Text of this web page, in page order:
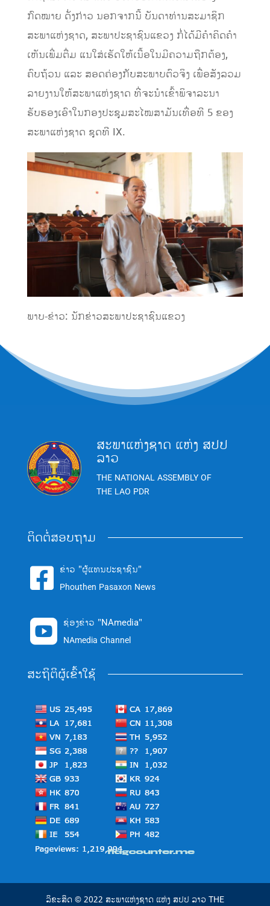
ກົດໝາຍ ດັ່ງກ່າວ ນອກຈາກນີ້ ບັນດາທ່ານສະມາຊິກ
ສະພາແຫ່ງຊາດ, ສະພາປະຊາຊົນແຂວງ ກໍ່ໄດ້ມີຄໍາຄິດຄໍາ
ເຫັນເພີ່ມຕື່ມ ແນໃສ່ເຮັດໃຫ້ເນື້ອໃນມີຄວາມຖືກຕ້ອງ,
ຄົບຖ້ວນ ແລະ ສອດຄ່ອງກັບສະພາບຕົວຈິງ ເພື່ອສັງລວມ
ລາຍງານໃຫ້ສະພາແຫ່ງຊາດ ທີ່ຈະນໍາເຂົ້າພິຈາລະນາ
ຮັບຮອງເອົາໃນກອງປະຊຸມສະໄໝສາມັນເທື່ອທີ 5 ຂອງ
ສະພາແຫ່ງຊາດ ຊຸດທີ IX.
ພາບ-ຂ່າວ: ນັກຂ່າວສະພາປະຊາຊົນແຂວງ
ສະພາແຫ່ງຊາດ ແຫ່ງ ສປປ
ລາວ
THE NATIONAL ASSEMBLY OF
THE LAO PDR
ຕິດຕໍ່ສອບຖາມ
 ຂ່າວ "ຜູ້ແທນປະຊາຊົນ"
Phouthen Pasaxon News
 ຊ່ອງຂ່າວ "NAmedia"
NAmedia Channel
ສະຖິຕິຜູ້ເຂົ້າໃຊ້
ລິຂະສິດ © 2022 ສະພາແຫ່ງຊາດ ແຫ່ງ ສປປ ລາວ THE